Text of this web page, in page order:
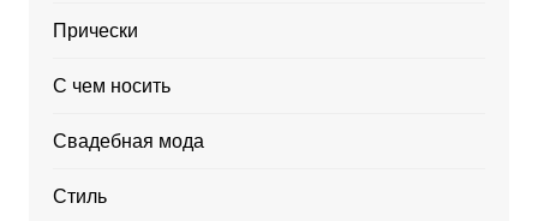
Прически
С чем носить
Свадебная мода
Стиль